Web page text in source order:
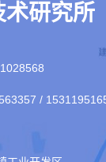
术研究所
/